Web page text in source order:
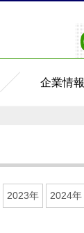
企業情報
2023年 2024年